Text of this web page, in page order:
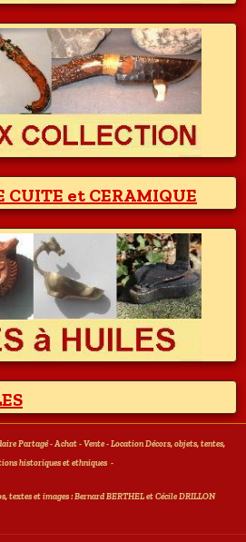
CUITE et CERAMIQUE
Partagé - Achat - Vente - Location Décors, objets, tentes,
historiques et ethniques -
textes et images : Bernard BERTHEL et Cécile DRILLON